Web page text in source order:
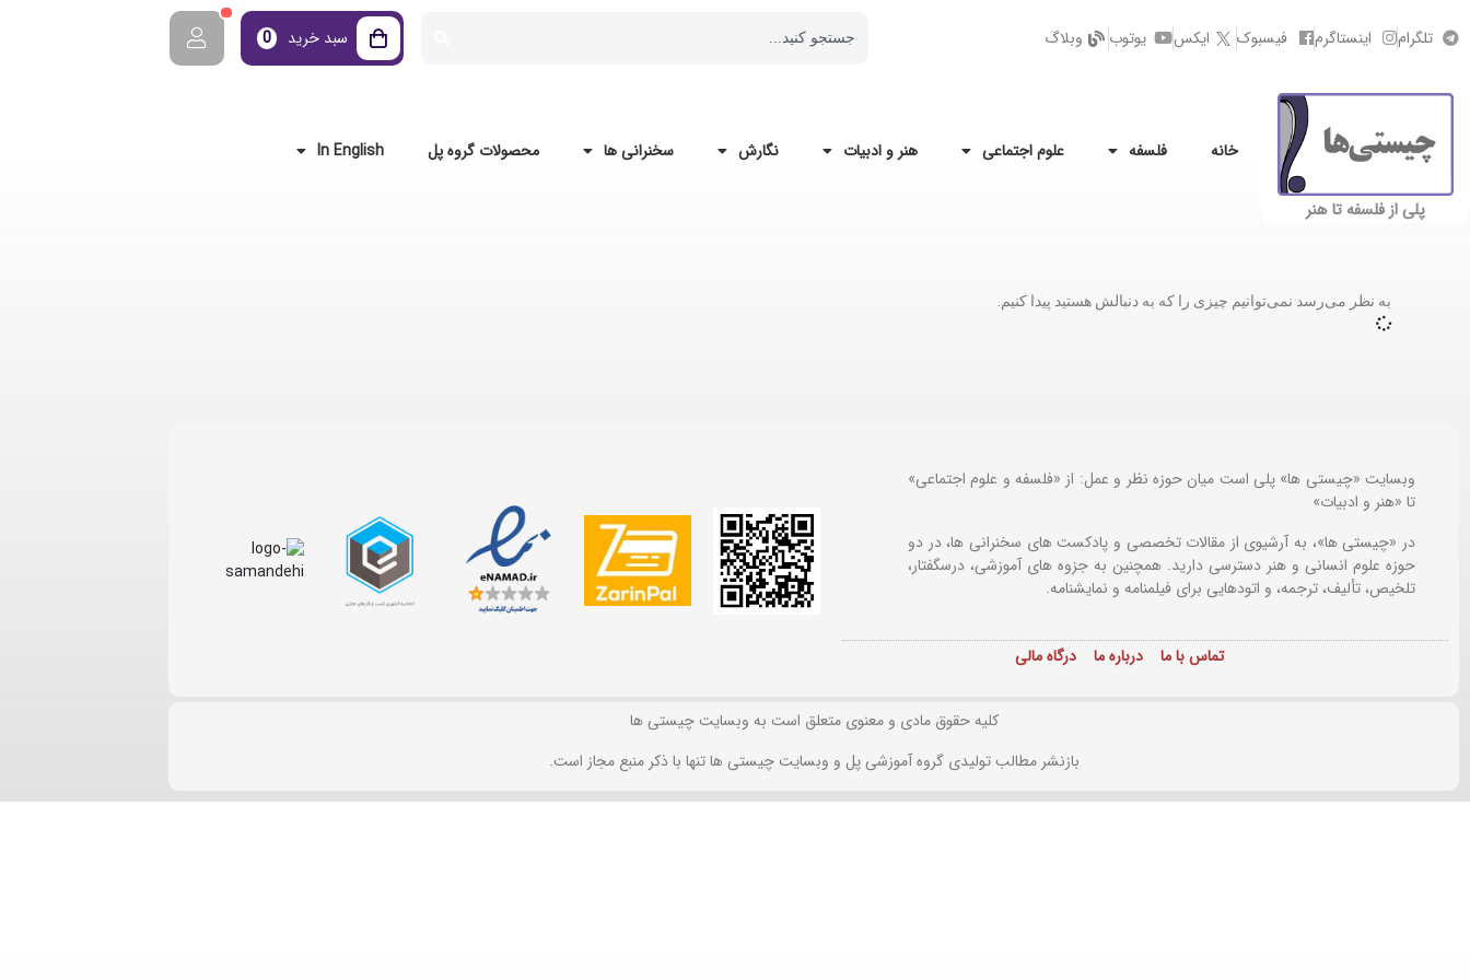
تلگرام اینستاگرم فیسبوک ایکس یوتوب وبلاگ سبد خرید 0
پلی از فلسفه تا هنر
خانه فلسفه علوم اجتماعی هنر و ادبیات نگارش سخنرانی ها محصولات گروه پل In English
به نظر می‌رسد نمی‌توانیم چیزی را که به دنبالش هستید پیدا کنیم.
وبسایت «چیستی ها» پلی است میان حوزه نظر و عمل: از «فلسفه و علوم اجتماعی»
تا «هنر و ادبیات»
در «چیستی ها»، به آرشیوی از مقالات تخصصی و پادکست های سخنرانی ها، در دو
حوزه علوم انسانی و هنر دسترسی دارید. همچنین به جزوه های آموزشی، درسگفتار،
تلخیص، تألیف، ترجمه، و اتودهایی برای فیلمنامه و نمایشنامه.
تماس با ما درباره ما درگاه مالی
کلیه حقوق مادی و معنوی متعلق است به وبسایت چیستی ها
بازنشر مطالب تولیدی گروه آموزشی پل و وبسایت چیستی ها تنها با ذکر منبع مجاز است.